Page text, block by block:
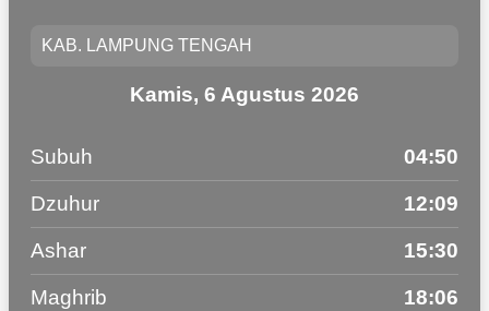
Kamis, 6 Agustus 2026
Subuh 04:50
Dzuhur 12:09
Ashar 15:30
Maghrib 18:06